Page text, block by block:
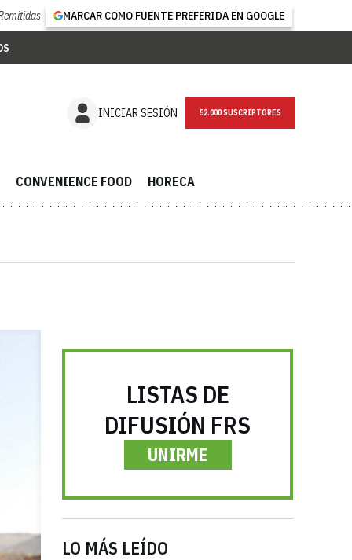
MARCAR COMO FUENTE PREFERIDA EN GOOGLE
INICIAR SESIÓN NEWSLETTER
CONVENIENCE FOOD HORECA
LISTAS DE
DIFUSIÓN FRS
UNIRME
LO MÁS LEÍDO